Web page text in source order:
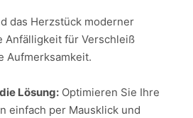
das Herzstück moderner
Anfälligkeit für Verschleiß
Aufmerksamkeit.
Lösung: Optimieren Sie Ihre
einfach per Mausklick und